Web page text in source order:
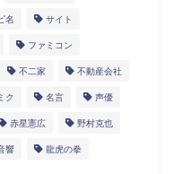
名 サイト
ファミコン
不二家 不動産会社
ク 名言 声優
赤星憲広 野村克也
響 龍虎の拳